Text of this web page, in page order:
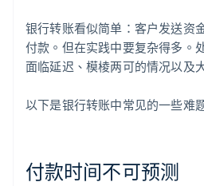
银行转账看似简单：客户发送资
付款。但在实践中要复杂得多。
面临延迟、模棱两可的情况以及
以下是银行转账中常见的一些难
付款时间不可预测